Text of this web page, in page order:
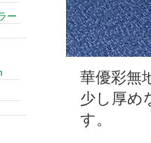
華優彩無
少し厚め
す。
ー